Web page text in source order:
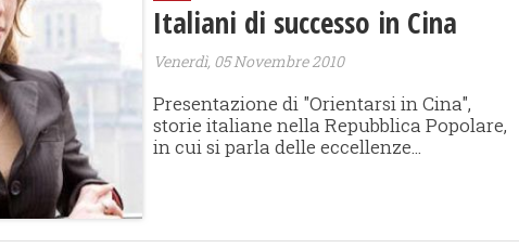
Italiani di successo in Cina
Venerdì, 05 Novembre 2010
Presentazione di "Orientarsi in Cina",
storie italiane nella Repubblica Popolare,
in cui si parla delle eccellenze...